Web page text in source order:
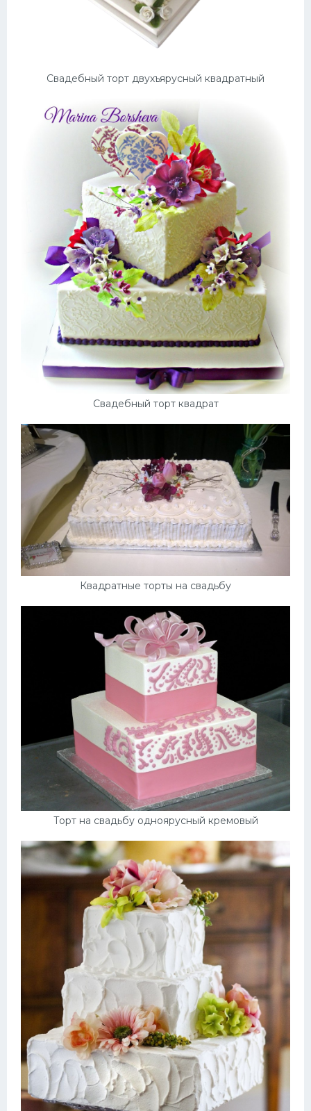
Свадебный торт двухъярусный квадратный
Свадебный торт квадрат
Квадратные торты на свадьбу
Торт на свадьбу одноярусный кремовый